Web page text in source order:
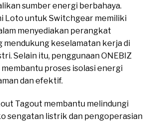
sumber energi berbahaya.
Loto untuk Switchgear memiliki
menyediakan perangkat
mendukung keselamatan kerja di
Selain itu, penggunaan ONEBIZ
membantu proses isolasi energi
dan efektif.
Tagout membantu melindungi
sengatan listrik dan pengoperasian